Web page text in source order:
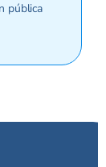
pública